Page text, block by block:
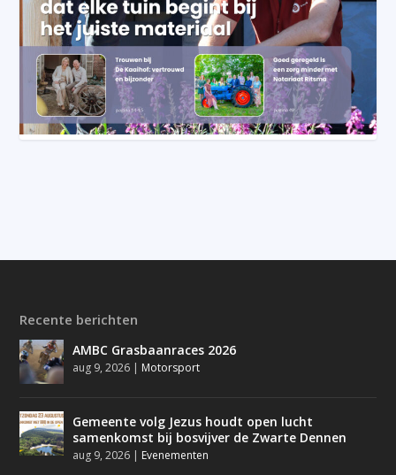
Recente berichten
AMBC Grasbaanraces 2026
aug 9, 2026 Motorsport
Gemeente volg Jezus houdt open lucht
samenkomst bij bosvijver de Zwarte Dennen
aug 9, 2026 Evenementen